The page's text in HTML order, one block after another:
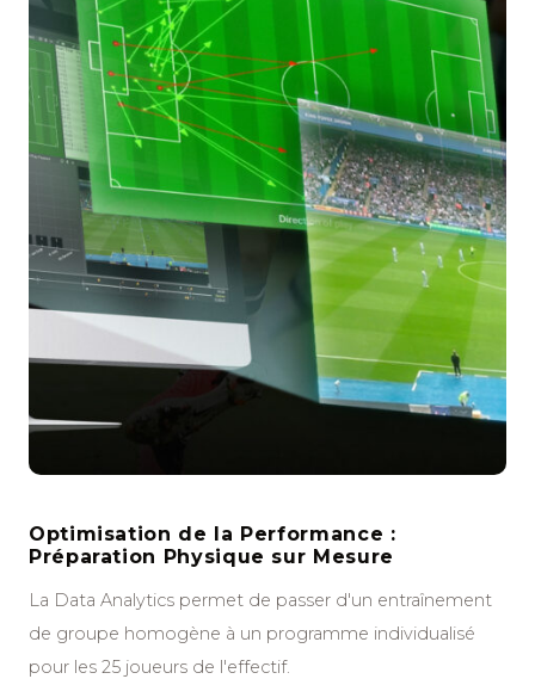
Optimisation de la Performance :
Préparation Physique sur Mesure
La Data Analytics permet de passer d'un entraînement
de groupe homogène à un programme individualisé
pour les 25 joueurs de l'effectif.